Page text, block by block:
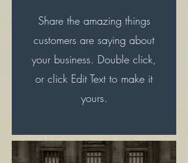
Share the amazing things
customers are saying about
your business. Double click,
or click Edit Text to make it
yours.